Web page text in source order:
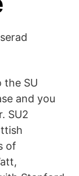
the SU
and you
SU2
of